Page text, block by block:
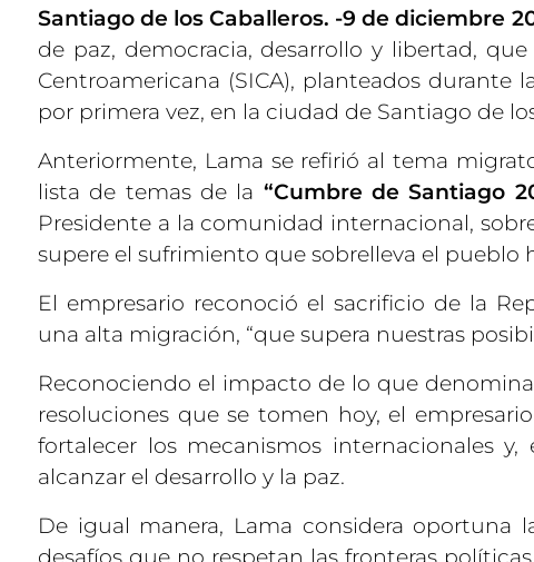
Santiago de los Caballeros. -9 de diciembre
de paz, democracia, desarrollo y libertad,
Centroamericana (SICA), planteados durante
por primera vez, en la ciudad de Santiago de
Anteriormente, Lama se refirió al tema
lista de temas de la “Cumbre de Santiago
Presidente a la comunidad internacional,
supere el sufrimiento que sobrelleva el pueblo
El empresario reconoció el sacrificio de la
una alta migración, “que supera nuestras
Reconociendo el impacto de lo que
resoluciones que se tomen hoy, el
fortalecer los mecanismos internacionales
alcanzar el desarrollo y la paz.
De igual manera, Lama considera oportuna
desafíos que no respetan las fronteras